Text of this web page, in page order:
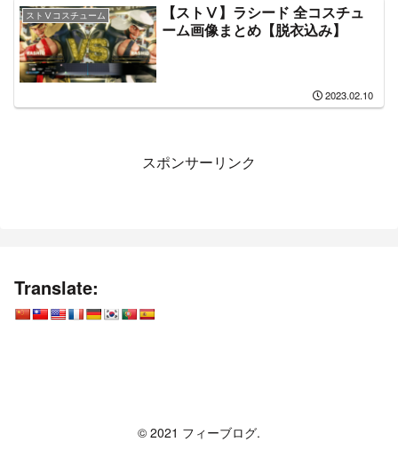
ストⅤコスチューム
【ストⅤ】ラシード 全コスチュ
ーム画像まとめ【脱衣込み】
2023.02.10
スポンサーリンク
Translate:
© 2021 フィーブログ.